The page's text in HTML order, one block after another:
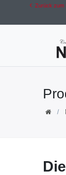
Zurück zum